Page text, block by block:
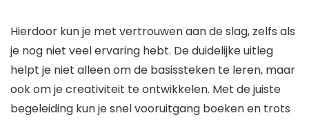
Hierdoor kun je met vertrouwen aan de slag, zelfs als
je nog niet veel ervaring hebt. De duidelijke uitleg
helpt je niet alleen om de basissteken te leren, maar
ook om je creativiteit te ontwikkelen. Met de juiste
begeleiding kun je snel vooruitgang boeken en trots